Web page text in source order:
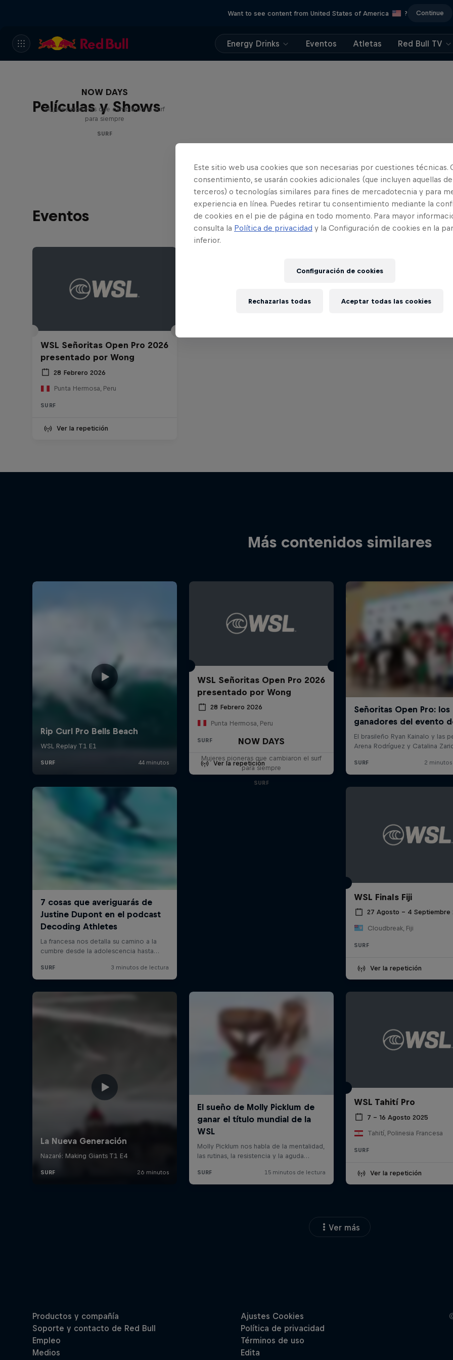
Want to see content from United States of America ? Continue
Energy Drinks Eventos Atletas Red Bull TV
Películas y Shows
NOW DAYS
Mujeres pioneras que cambiaron el surf
para siempre
SURF
Eventos
WSL Señoritas Open Pro 2026
presentado por Wong
28 Febrero 2026
Punta Hermosa, Peru
SURF
Ver la repetición
Más contenidos similares
WSL Señoritas Open Pro 2026
presentado por Wong
28 Febrero 2026
Punta Hermosa, Peru
SURF
Ver la repetición
NOW DAYS
Mujeres pioneras que cambiaron el surf
para siempre
SURF
WSL Finals Fiji
27 Agosto – 4 Septiembre
Cloudbreak, Fiji
SURF
Ver la repetición
WSL Tahití Pro
7 – 16 Agosto 2025
Tahití, Polinesia Francesa
SURF
Ver la repetición
Ver más
Este sitio web usa cookies que son necesarias por cuestiones técnicas.
consentimiento, se usarán cookies adicionales (que incluyen aquellas de
terceros) o tecnologías similares para fines de mercadotecnia y para
experiencia en línea. Puedes retirar tu consentimiento mediante la
de cookies en el pie de página en todo momento. Para mayor
consulta la Política de privacidad y la Configuración de cookies en la
inferior.
Configuración de cookies
Rechazarlas todas Aceptar todas las cookies